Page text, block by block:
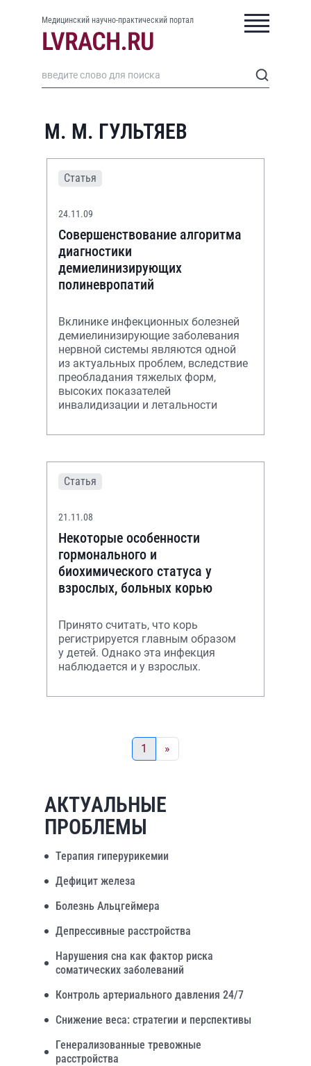
Медицинский научно-практический портал
М. М. ГУЛЬТЯЕВ
Статья
24.11.09
Совершенствование алгоритма
диагностики
демиелинизирующих
полиневропатий
Вклинике инфекционных болезней
демиелинизирующие заболевания
нервной системы являются одной
из актуальных проблем, вследствие
преобладания тяжелых форм,
высоких показателей
инвалидизации и летальности
Статья
21.11.08
Некоторые особенности
гормонального и
биохимического статуса у
взрослых, больных корью
Принято считать, что корь
регистрируется главным образом
у детей. Однако эта инфекция
наблюдается и у взрослых.
1 »
АКТУАЛЬНЫЕ
ПРОБЛЕМЫ
Терапия гиперурикемии
Дефицит железа
Болезнь Альцгеймера
Депрессивные расстройства
Нарушения сна как фактор риска
соматических заболеваний
Контроль артериального давления 24/7
Снижение веса: стратегии и перспективы
Генерализованные тревожные
расстройства